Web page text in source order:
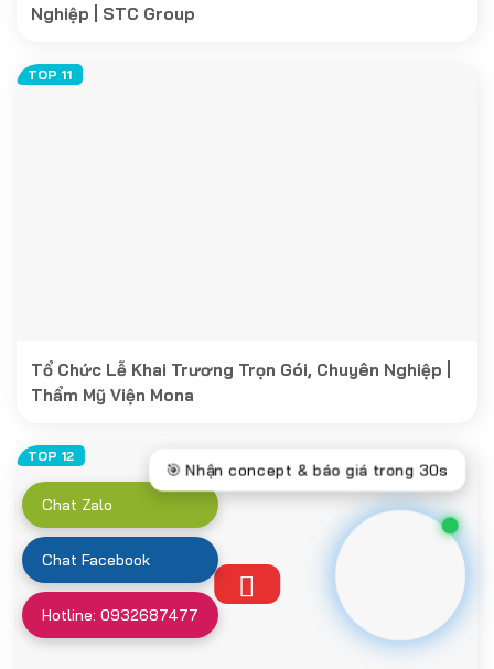
Nghiệp | STC Group
Tổ Chức Lễ Khai Trương Trọn Gói, Chuyên Nghiệp |
Thẩm Mỹ Viện Mona
Chat Zalo
Chat Facebook
Hotline: 0932687477